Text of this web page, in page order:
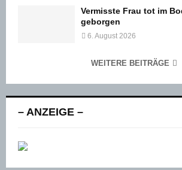
Vermisste Frau tot im
geborgen
6. August 2026
WEITERE BEITRÄGE
– ANZEIGE –